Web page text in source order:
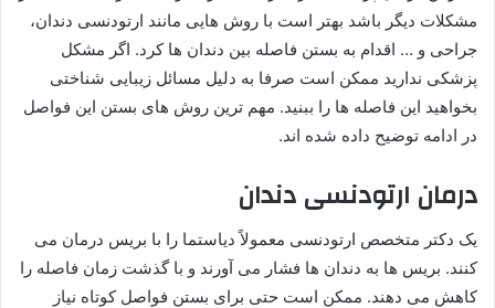
مشکلات دیگر باشد بهتر است با روش هایی مانند ارتودنسی دندان،
جراحی و … اقدام به بستن فاصله بین دندان ها کرد. اگر مشکل
پزشکی ندارید ممکن است صرفا به دلیل مسائل زیبایی شناختی
بخواهید این فاصله ها را ببنید. مهم ترین روش های بستن این فواصل
در ادامه توضیح داده شده اند.
درمان ارتودنسی دندان
یک دکتر متخصص ارتودنسی معمولاً دیاستما را با بریس درمان می
کنند. بریس ها به دندان ها فشار می آورند و با گذشت زمان فاصله را
کاهش می دهند. ممکن است حتی برای بستن فواصل کوتاه نیاز